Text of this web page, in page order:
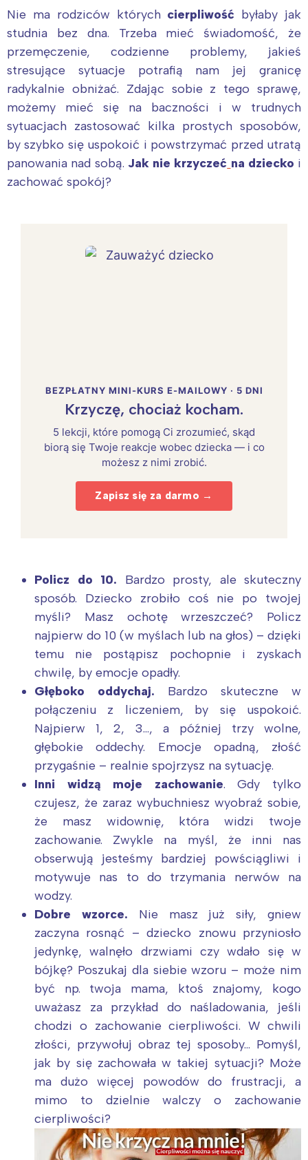
Nie ma rodziców którychcierpliwość byłaby jak
studnia bez dna. Trzeba mieć świadomość, że
przemęczenie, codzienne problemy, jakieś
stresujące sytuacje potrafią nam jej granicę
radykalnie obniżać. Zdając sobie z tego sprawę,
możemy mieć się na baczności i w trudnych
sytuacjach zastosować kilka prostych sposobów,
by szybko się uspokoić i powstrzymać przed utratą
panowania nad sobą. Jak nie krzyczeć na dziecko i
zachować spokój?
BEZPŁATNY MINI-KURS E-MAILOWY · 5 DNI
Krzyczę, chociaż kocham.
5 lekcji, które pomogą Ci zrozumieć, skąd
biorą się Twoje reakcje wobec dziecka — i co
możesz z nimi zrobić.
Zapisz się za darmo →
Policz do 10. Bardzo prosty, ale skuteczny
sposób. Dziecko zrobiło coś nie po twojej
myśli? Masz ochotę wrzeszczeć? Policz
najpierw do 10 (w myślach lub na głos) – dzięki
temu nie postąpisz pochopnie i zyskach
chwilę, by emocje opadły.
Głęboko oddychaj. Bardzo skuteczne w
połączeniu z liczeniem, by się uspokoić.
Najpierw 1, 2, 3…, a później trzy wolne,
głębokie oddechy. Emocje opadną, złość
przygaśnie – realnie spojrzysz na sytuację.
Inni widzą moje zachowanie. Gdy tylko
czujesz, że zaraz wybuchniesz wyobraź sobie,
że masz widownię, która widzi twoje
zachowanie. Zwykle na myśl, że inni nas
obserwują jesteśmy bardziej powściągliwi i
motywuje nas to do trzymania nerwów na
wodzy.
Dobre wzorce. Nie masz już siły, gniew
zaczyna rosnąć – dziecko znowu przyniosło
jedynkę, walnęło drzwiami czy wdało się w
bójkę? Poszukaj dla siebie wzoru – może nim
być np. twoja mama, ktoś znajomy, kogo
uważasz za przykład do naśladowania, jeśli
chodzi o zachowanie cierpliwości. W chwili
złości, przywołuj obraz tej sposoby… Pomyśl,
jak by się zachowała w takiej sytuacji? Może
ma dużo więcej powodów do frustracji, a
mimo to dzielnie walczy o zachowanie
cierpliwości?